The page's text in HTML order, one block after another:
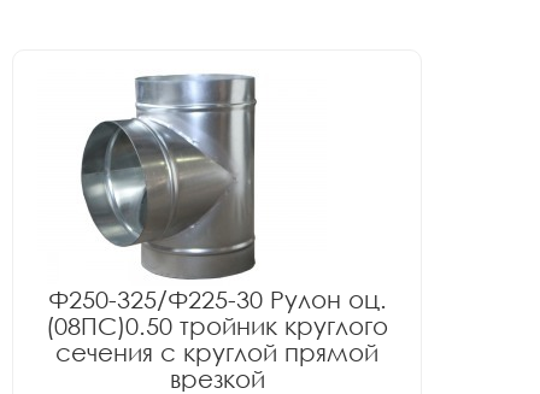
Ф250-325/Ф225-30 Рулон оц.
(08ПС)0.50 тройник круглого
сечения с круглой прямой
врезкой